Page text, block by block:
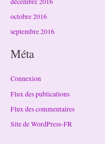
octobre 2016
septembre 2016
Méta
Connexion
Flux des publications
Flux des commentaires
Site de WordPress-FR